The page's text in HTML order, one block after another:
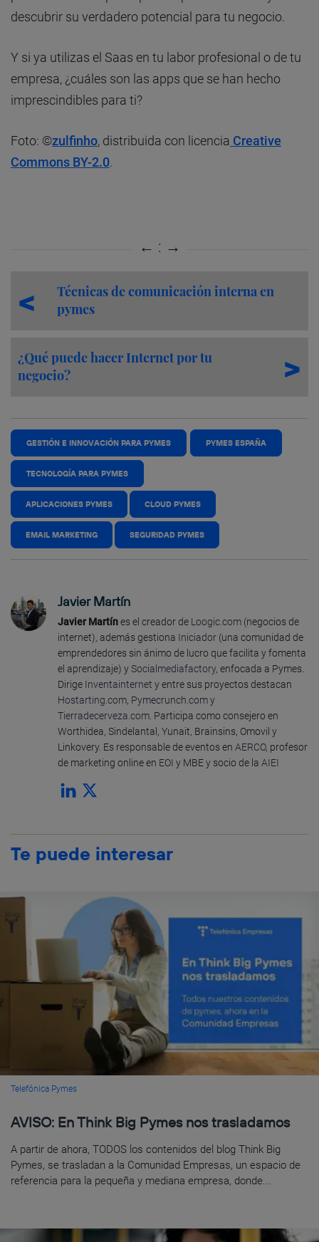
descubrir su verdadero potencial para tu negocio.
Y si ya utilizas el Saas en tu labor profesional o de tu
empresa, ¿cuáles son las apps que se han hecho
imprescindibles para ti?
Foto: ©zulfinho, distribuida con licencia Creative
Commons BY-2.0
Técnicas de comunicación interna en
pymes
¿Qué puede hacer Internet por tu
negocio?
GESTIÓN E INNOVACIÓN PARA PYMES PYMES ESPAÑA
TECNOLOGÍA PARA PYMES
APLICACIONES PYMES CLOUD PYMES
EMAIL MARKETING SEGURIDAD PYMES
Javier Martín
Javier Martínes el creador de Loogic.com (negocios de
internet), además gestiona Iniciador (una comunidad de
emprendedores sin ánimo de lucro que facilita y fomenta
el aprendizaje) ySocialmediafactory, enfocada a Pymes.
Dirige Inventainternet y entre sus proyectos destacan
Hostarting.com, Pymecrunch.comy
Tierradecerveza.com . Participa como consejero en
Worthidea, Sindelantal, Yunait, Brainsins, Omovil y
Linkovery. Es responsable de eventos en AERCO, profesor
de marketing online en EOI y MBE y socio de la AIEI
Te puede interesar
Telefónica Pymes
AVISO: En Think Big Pymes nos trasladamos
A partir de ahora, TODOS los contenidos del blog Think Big
Pymes, se trasladan a la Comunidad Empresas, un espacio de
referencia para la pequeña y mediana empresa, donde...